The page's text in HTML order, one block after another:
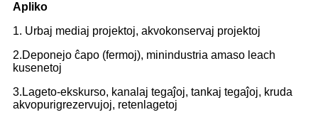
Apliko
1. Urbaj mediaj projektoj, akvokonservaj projektoj
2.Deponejo ĉapo (fermoj), minindustria amaso leach
kusenetoj
3.Lageto-ekskurso, kanalaj tegaĵoj, tankaj tegaĵoj, kruda
akvopurigrezervujoj, retenlagetoj